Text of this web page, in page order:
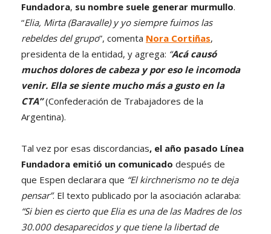
Fundadora, su nombre suele generar murmullo.
“Elia, Mirta (Baravalle) y yo siempre fuimos las
rebeldes del grupo”, comenta Nora Cortiñas,
presidenta de la entidad, y agrega: “Acá causó
muchos dolores de cabeza y por eso le incomoda
venir. Ella se siente mucho más a gusto en la
CTA” (Confederación de Trabajadores de la
Argentina).
Tal vez por esas discordancias, el año pasado Línea
Fundadora emitió un comunicado después de
que Espen declarara que “El kirchnerismo no te deja
pensar”. El texto publicado por la asociación aclaraba:
“Si bien es cierto que Elia es una de las Madres de los
30.000 desaparecidos y que tiene la libertad de